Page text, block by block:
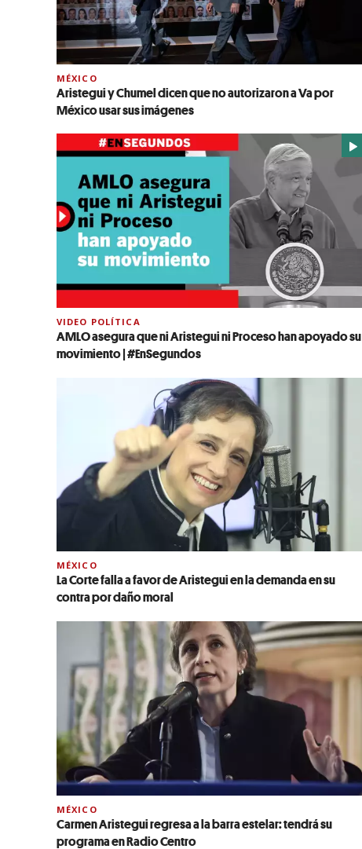
MÉXICO
Aristegui y Chumel dicen que no autorizaron a Va por
México usar sus imágenes
VIDEO POLÍTICA
AMLO asegura que ni Aristegui ni Proceso han apoyado su
movimiento | #EnSegundos
MÉXICO
La Corte falla a favor de Aristegui en la demanda en su
contra por daño moral
MÉXICO
Carmen Aristegui regresa a la barra estelar: tendrá su
programa en Radio Centro